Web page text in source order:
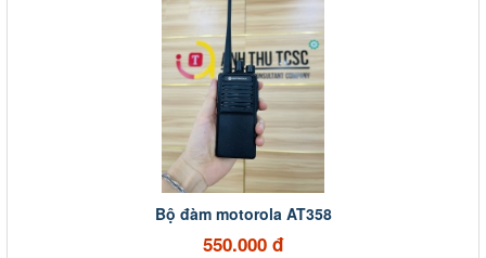
Bộ đàm motorola AT358
550.000 đ